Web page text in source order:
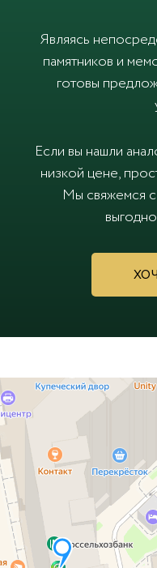
Являясь
памятников и
готовы
Если вы нашли
низкой цене,
Мы свяжемся